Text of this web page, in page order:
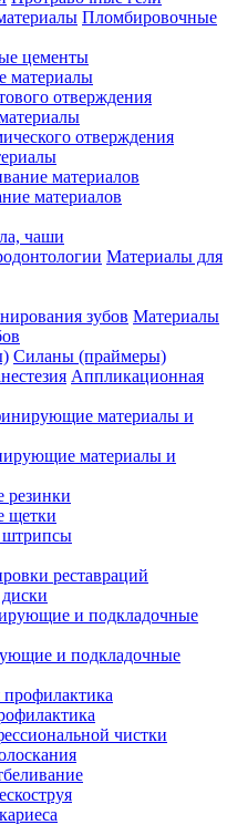
Пломбировочные
цементы
материалы
отверждения
отверждения
материалов
чаши
Материалы для
Материалы
Силаны (праймеры)
Аппликационная
материалы и
резинки
щетки
реставраций
и подкладочные
чистки